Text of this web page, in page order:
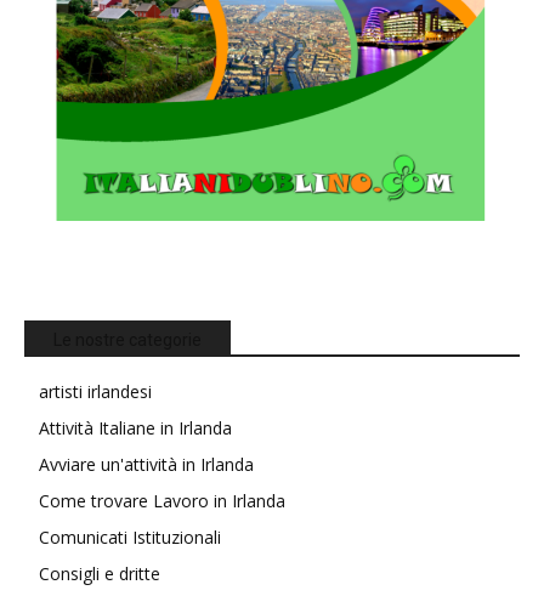
artisti irlandesi
Attività Italiane in Irlanda
Avviare un'attività in Irlanda
Come trovare Lavoro in Irlanda
Comunicati Istituzionali
Consigli e dritte